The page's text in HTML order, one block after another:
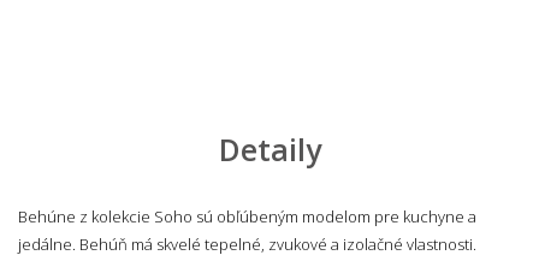
Detaily
Behúne z kolekcie Soho sú obľúbeným modelom pre kuchyne a
jedálne. Behúň má skvelé tepelné, zvukové a izolačné vlastnosti.